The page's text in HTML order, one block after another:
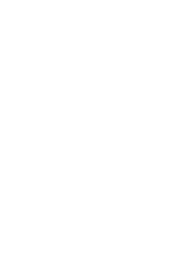
Перейти к